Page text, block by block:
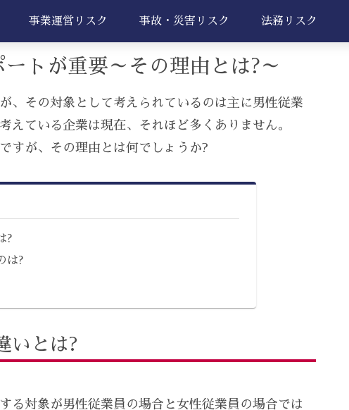
事業運営リスク 事故・災害リスク 法務リスク
トが重要～その理由とは?～
、その対象として考えられているのは主に男性従業
えている企業は現在、それほど多くありません。
すが、その理由とは何でしょうか?
?
は?
いとは?
る対象が男性従業員の場合と女性従業員の場合では